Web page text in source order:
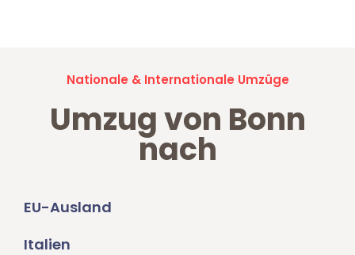
Nationale & Internationale Umzüge
Umzug von Bonn
nach
EU-Ausland
Italien